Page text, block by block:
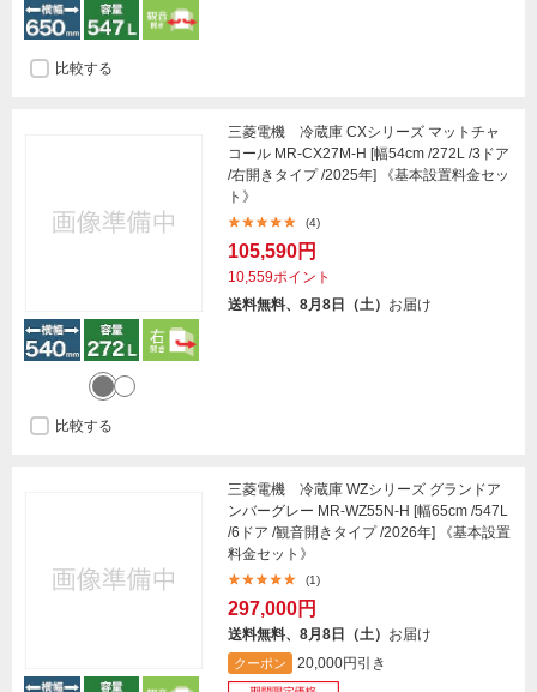
比較する
三菱電機 冷蔵庫 CXシリーズ マットチャ
コール MR-CX27M-H [幅54cm /272L /3ドア
/右開きタイプ /2025年] 《基本設置料金セッ
ト》
(4)
105,590円
10,559ポイント
送料無料、8月8日（土） お届け
比較する
三菱電機 冷蔵庫 WZシリーズ グランドア
ンバーグレー MR-WZ55N-H [幅65cm /547L
/6ドア /観音開きタイプ /2026年] 《基本設置
料金セット》
(1)
297,000円
送料無料、8月8日（土） お届け
クーポン 20,000円引き